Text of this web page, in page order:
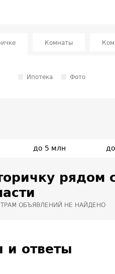
Комнаты
Ипотека Фото
до 5 млн
рядом
ОБЪЯВЛЕНИЙ НЕ НАЙДЕНО
и ответы